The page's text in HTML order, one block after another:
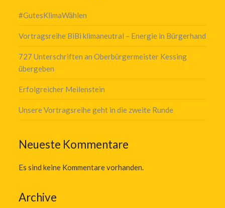
#GutesKlimaWählen
Vortragsreihe BiBi klimaneutral – Energie in Bürgerhand
727 Unterschriften an Oberbürgermeister Kessing
übergeben
Erfolgreicher Meilenstein
Unsere Vortragsreihe geht in die zweite Runde
Neueste Kommentare
Es sind keine Kommentare vorhanden.
Archive